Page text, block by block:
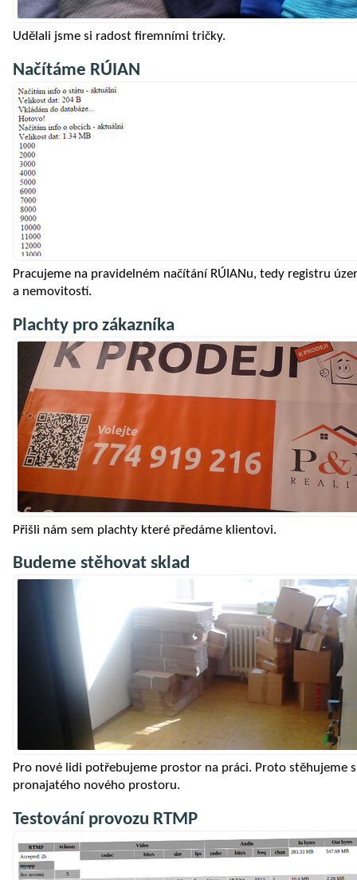
Udělali jsme si radost firemními tričky.
Načítáme RÚIAN
Pracujeme na pravidelném načítání RÚIANu, tedy registru
a nemovitostí.
Plachty pro zákazníka
Přišli nám sem plachty které předáme klientovi.
Budeme stěhovat sklad
Pro nové lidi potřebujeme prostor na práci. Proto stěhujeme
pronajatého nového prostoru.
Testování provozu RTMP